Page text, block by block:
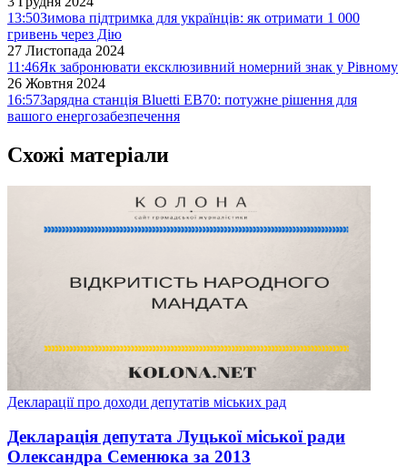
13:50Зимова підтримка для українців: як отримати 1 000
гривень через Дію
27 Листопада 2024
11:46Як забронювати ексклюзивний номерний знак у Рівному
26 Жовтня 2024
16:57Зарядна станція Bluetti EB70: потужне рішення для
вашого енергозабезпечення
Схожі матеріали
Декларації про доходи депутатів міських рад
Декларація депутата Луцької міської ради
Олександра Семенюка за 2013